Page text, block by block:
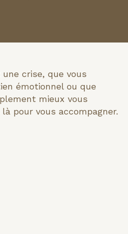
crise, que vous
émotionnel ou que
mieux vous
pour vous accompagner.